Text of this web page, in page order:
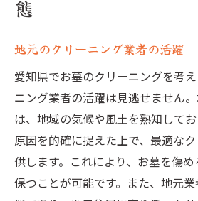
態
地元のクリーニング業者の活躍
愛知県でお墓のクリーニングを考
ニング業者の活躍は見逃せません
は、地域の気候や風土を熟知して
原因を的確に捉えた上で、最適な
供します。これにより、お墓を傷
保つことが可能です。また、地元